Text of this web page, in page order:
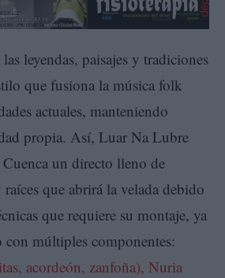
leyendas, paisajes y tradiciones
que fusiona la música folk
actuales, manteniendo
propia. Así, Luar Na Lubre
un directo lleno de
que abrirá la velada debido
que requiere su montaje, ya
múltiples componentes:
acordeón, zanfoña), Nuria